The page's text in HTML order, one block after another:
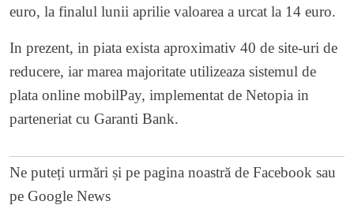
euro, la finalul lunii aprilie valoarea a urcat la 14 euro.
In prezent, in piata exista aproximativ 40 de site-uri de
reducere, iar marea majoritate utilizeaza sistemul de
plata online mobilPay, implementat de Netopia in
parteneriat cu Garanti Bank.
Ne puteți urmări și pe pagina noastră de Facebook sau
pe Google News